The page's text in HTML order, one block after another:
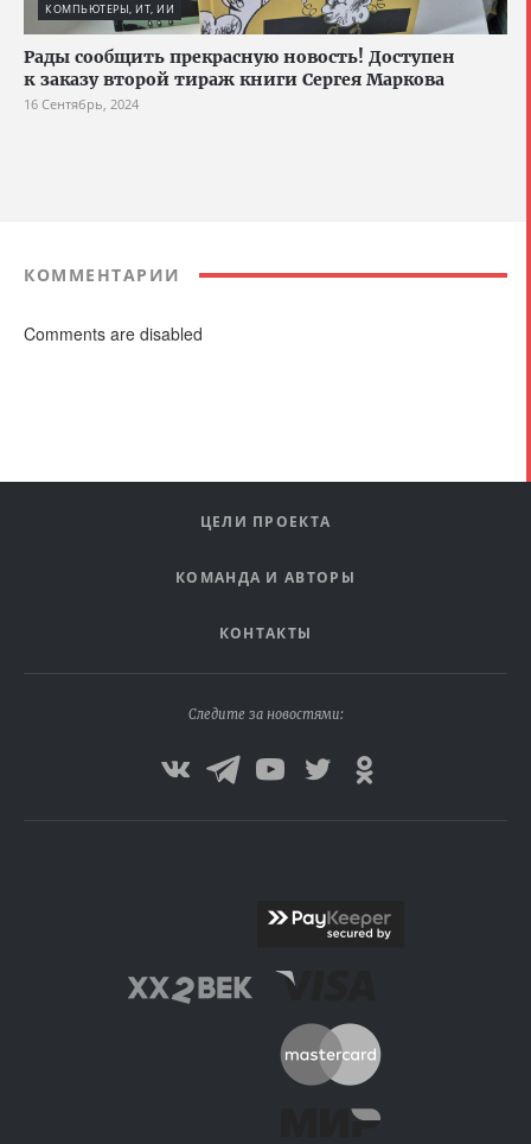
КОМПЬЮТЕРЫ, ИТ, ИИ
Рады сообщить прекрасную новость! Доступен
к заказу второй тираж книги Сергея Маркова
16 Сентябрь, 2024
КОММЕНТАРИИ
Comments are disabled
ЦЕЛИ ПРОЕКТА
КОМАНДА И АВТОРЫ
КОНТАКТЫ
Следите за новостями: